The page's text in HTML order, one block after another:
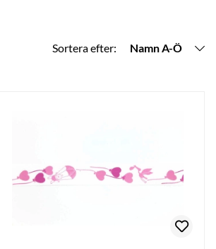
Sortera efter:
Namn A-Ö